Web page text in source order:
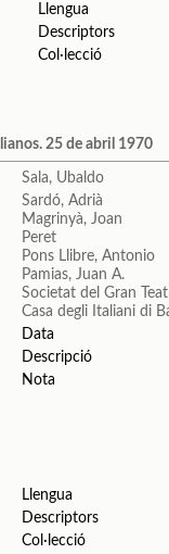
Llengua
Descriptors
Col·lecció
25 de abril 1970
Sala, Ubaldo
Sardó, Adrià
Magrinyà, Joan
Peret
Pons Llibre, Antonio
Pamias, Juan A.
Societat del Gran
Casa degli Italiani di
Data
Descripció
Nota
Llengua
Descriptors
Col·lecció